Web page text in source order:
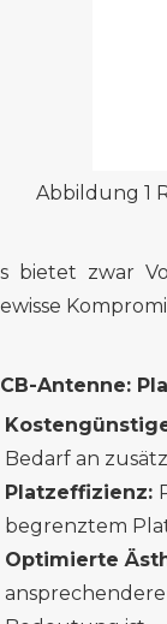
Abbildung 1
bietet zwar
Antenne:
Bedarf an
Platzeffizienz:
begrenztem
Optimierte